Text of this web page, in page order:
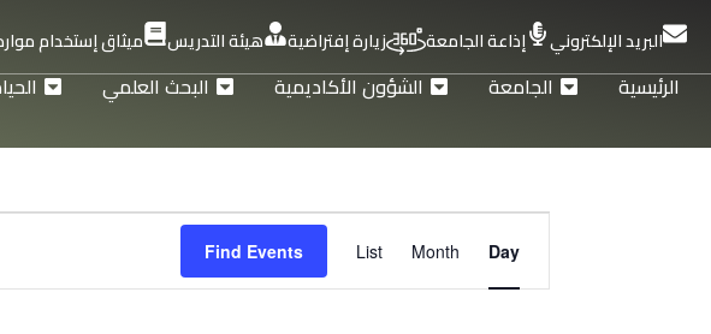
البريد الإلكتروني إذاعة الجامعة زيارة إفتراضية هيئة التدريس ميثاق إستخدام
البحث العلمي الشؤون الأكاديمية الجامعة الرئيسية
Find Events Event
Views
Navigation
List Month Day